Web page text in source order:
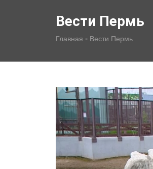
Вести Пермь
Главная - Вести Пермь